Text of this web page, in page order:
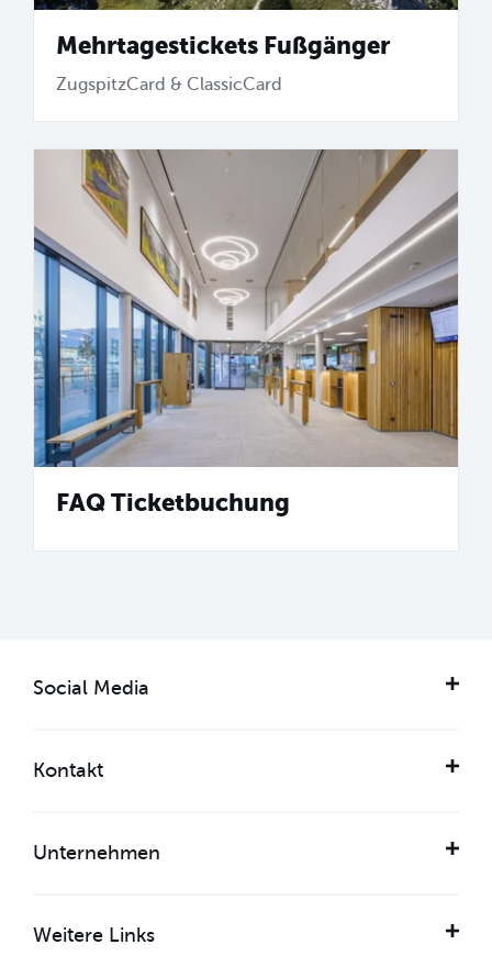
Mehrtagestickets Fußgänger
ZugspitzCard & ClassicCard
FAQ Ticketbuchung
Social Media
Kontakt
Unternehmen
Weitere Links